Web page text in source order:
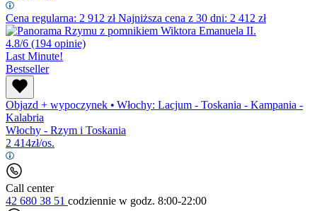
Cena regularna: 2 912 złNajniższa cena z 30 dni: 2 412 zł
4.8/6 (194 opinie)
Last Minute!
Bestseller
Objazd + wypoczynek • Włochy: Lacjum - Toskania - Kampania -
Kalabria
Włochy - Rzym i Toskania
2 414zł/os.
Call center
42 680 38 51 codziennie w godz. 8:00-22:00